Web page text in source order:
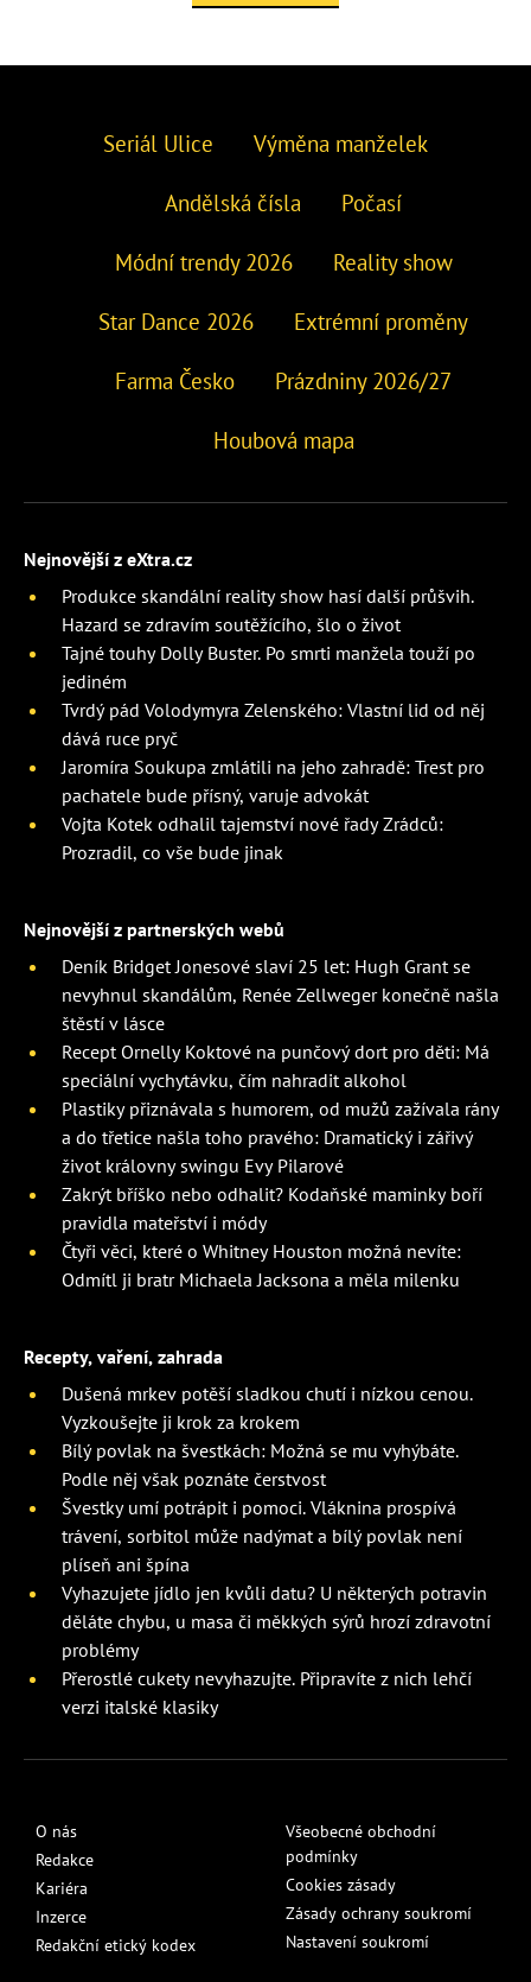
Seriál Ulice Výměna manželek
Andělská čísla Počasí
Módní trendy 2026 Reality show
Star Dance 2026 Extrémní proměny
Farma Česko Prázdniny 2026/27
Houbová mapa
Nejnovější z eXtra.cz
Produkce skandální reality show hasí další průšvih.
Hazard se zdravím soutěžícího, šlo o život
Tajné touhy Dolly Buster. Po smrti manžela touží po
jediném
Tvrdý pád Volodymyra Zelenského: Vlastní lid od něj
dává ruce pryč
Jaromíra Soukupa zmlátili na jeho zahradě: Trest pro
pachatele bude přísný, varuje advokát
Vojta Kotek odhalil tajemství nové řady Zrádců:
Prozradil, co vše bude jinak
Nejnovější z partnerských webů
Deník Bridget Jonesové slaví 25 let: Hugh Grant se
nevyhnul skandálům, Renée Zellweger konečně našla
štěstí v lásce
Recept Ornelly Koktové na punčový dort pro děti: Má
speciální vychytávku, čím nahradit alkohol
Plastiky přiznávala s humorem, od mužů zažívala rány
a do třetice našla toho pravého: Dramatický i zářivý
život královny swingu Evy Pilarové
Zakrýt bříško nebo odhalit? Kodaňské maminky boří
pravidla mateřství i módy
Čtyři věci, které o Whitney Houston možná nevíte:
Odmítl ji bratr Michaela Jacksona a měla milenku
Recepty, vaření, zahrada
Dušená mrkev potěší sladkou chutí i nízkou cenou.
Vyzkoušejte ji krok za krokem
Bílý povlak na švestkách: Možná se mu vyhýbáte.
Podle něj však poznáte čerstvost
Švestky umí potrápit i pomoci. Vláknina prospívá
trávení, sorbitol může nadýmat a bílý povlak není
plíseň ani špína
Vyhazujete jídlo jen kvůli datu? U některých potravin
děláte chybu, u masa či měkkých sýrů hrozí zdravotní
problémy
Přerostlé cukety nevyhazujte. Připravíte z nich lehčí
verzi italské klasiky
O nás
Redakce
Kariéra
Inzerce
Redakční etický kodex
Všeobecné obchodní
podmínky
Cookies zásady
Zásady ochrany soukromí
Nastavení soukromí